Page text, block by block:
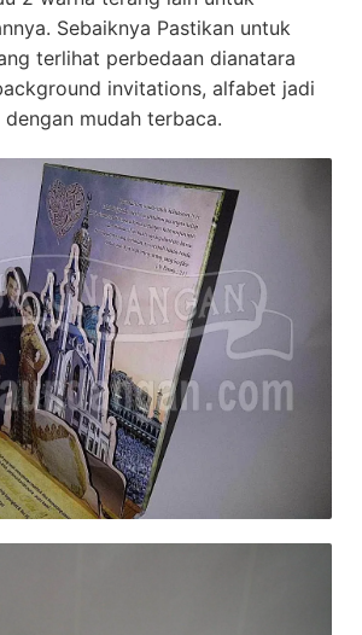
Sebaiknya Pastikan untuk
terlihat perbedaan dianatara
invitations, alfabet jadi
mudah terbaca.